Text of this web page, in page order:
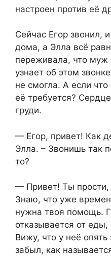
настроен против её
Сейчас Егор звонил,
дома, а Элла всё
переживала, что муж
узнает об этом
не смогла. А если
её требуется?
груди.
— Егор, привет! Как
Элла. – Звонишь так
то?
— Привет! Ты прости,
Знаю, что уже
нужна твоя помощь.
отказывается от
Вижу, что у неё
забыл, как